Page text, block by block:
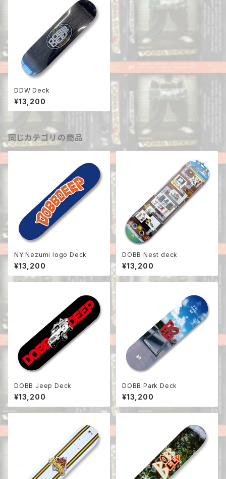
DDW Deck
¥13,200
同じカテゴリの商品
NY Nezumi logo Deck
¥13,200
DOBB Nest deck
¥13,200
DOBB Jeep Deck
¥13,200
DOBB Park Deck
¥13,200